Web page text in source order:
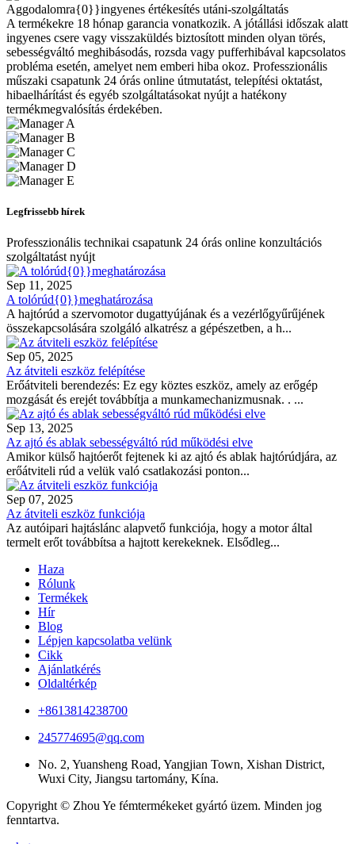
Aggodalomra{0}}ingyenes értékesítés utáni-szolgáltatás
A termékekre 18 hónap garancia vonatkozik. A jótállási időszak alatt
ingyenes csere vagy visszaküldés biztosított minden olyan törés,
sebességváltó meghibásodás, rozsda vagy pufferhibával kapcsolatos
probléma esetén, amelyet nem emberi hiba okoz. Professzionális
műszaki csapatunk 24 órás online útmutatást, telepítési oktatást,
hibaelhárítást és egyéb szolgáltatásokat nyújt a hatékony
termékmegvalósítás érdekében.
Legfrissebb hírek
Professzionális technikai csapatunk 24 órás online konzultációs
szolgáltatást nyújt
Sep 11, 2025
A tolórúd{0}}meghatározása
A hajtórúd a szervomotor dugattyújának és a vezérlőgyűrűjének
összekapcsolására szolgáló alkatrész a gépészetben, a h...
Sep 05, 2025
Az átviteli eszköz felépítése
Erőátviteli berendezés: Ez egy köztes eszköz, amely az erőgép
mozgását és erejét továbbítja a munkamechanizmusnak. . ...
Sep 13, 2025
Az ajtó és ablak sebességváltó rúd működési elve
Amikor külső hajtóerőt fejtenek ki az ajtó és ablak hajtórúdjára, az
erőátviteli rúd a velük való csatlakozási ponton...
Sep 07, 2025
Az átviteli eszköz funkciója
Az autóipari hajtáslánc alapvető funkciója, hogy a motor által
termelt erőt továbbítsa a hajtott kerekeknek. Elsődleg...
Haza
Rólunk
Termékek
Hír
Blog
Lépjen kapcsolatba velünk
Cikk
Ajánlatkérés
Oldaltérkép
‭+8613814238700
245774695@qq.com
No. 2, Yuansheng Road, Yangjian Town, Xishan District,
Wuxi City, Jiangsu tartomány, Kína.
Copyright © Zhou Ye fémtermékeket gyártó üzem. Minden jog
fenntartva.